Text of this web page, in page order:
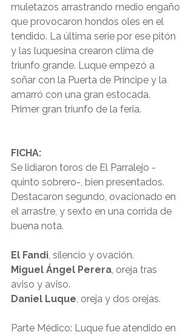
muletazos arrastrando medio engaño
que provocaron hondos oles en el
tendido. La última serie por ese pitón
y las luquesina crearon clima de
triunfo grande. Luque empezó a
soñar con la Puerta de Príncipe y la
amarró con una gran estocada.
Primer gran triunfo de la feria.
FICHA:
Se lidiaron toros de El Parralejo -
quinto sobrero-, bien presentados.
Destacaron segundo, ovacionado en
el arrastre, y sexto en una corrida de
buena nota.
El Fandi , silencio y ovación.
Miguel Ángel Perera , oreja tras
aviso y aviso.
Daniel Luque , oreja y dos orejas.
Parte Médico: Luque fue atendido en